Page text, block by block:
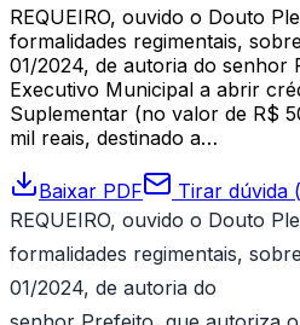
REQUEIRO, ouvido o Douto
formalidades regimentais,
01/2024, de autoria do senhor
Executivo Municipal a abrir
Suplementar (no valor de R$
mil reais, destinado a…
Baixar PDF
Tirar dúvida
REQUEIRO, ouvido o Douto
formalidades regimentais,
01/2024, de autoria do